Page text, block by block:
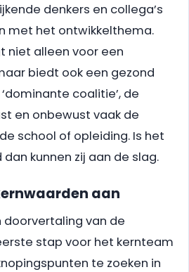
denkers en collega’s
met het ontwikkelthema.
niet alleen voor een
biedt ook een gezond
coalitie’, de
en onbewust vaak de
school of opleiding. Is het
kunnen zij aan de slag.
aan
doorvertaling van de
stap voor het kernteam
te zoeken in